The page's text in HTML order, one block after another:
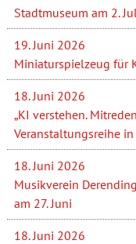
Stadtmuseum am 2.
19. Juni 2026
Miniaturspielzeug für
18. Juni 2026
„KI verstehen.
Veranstaltungsreihe
18. Juni 2026
Musikverein
am 27. Juni
18. Juni 2026